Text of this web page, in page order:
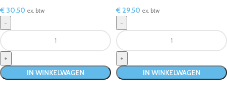
€ 30,50 ex. btw
IN WINKELWAGEN
€ 29,50 ex. btw
IN WINKELWAGEN